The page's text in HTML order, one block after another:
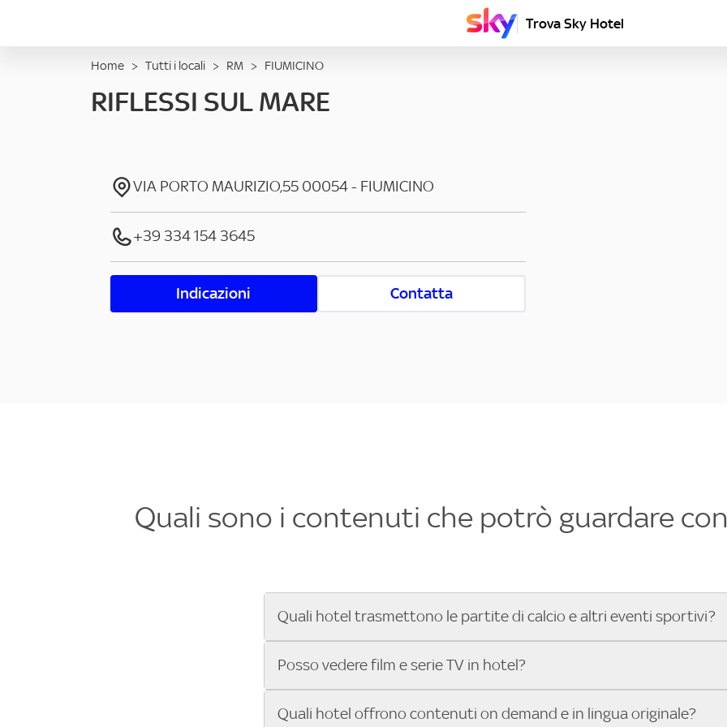
Trova Sky Hotel
Home > Tutti i locali > RM > FIUMICINO
RIFLESSI SUL MARE
VIA PORTO MAURIZIO,55 00054- FIUMICINO
+39 334 154 3645
Indicazioni Contatta
Quali sono i contenuti che potrò guardare
Quali hotel trasmettono le partite di calcio e altri eventi sportivi?
Se cerchi un hotel dove poter vedere le partite di Serie A, UEFA Champions
che trasmette gli eventi sportivi.
Posso vedere film e serie TV in hotel?
Sì, gli hotel che hanno Sky in camera offrono una vasta selezione di film
Quali hotel offrono contenuti on demand e in lingua originale?